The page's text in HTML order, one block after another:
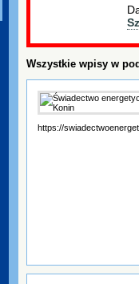
Wszystkie wpisy w
https://